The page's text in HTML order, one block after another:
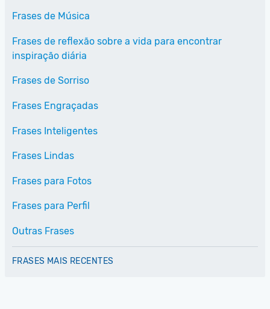
Frases de Música
Frases de reflexão sobre a vida para encontrar
inspiração diária
Frases de Sorriso
Frases Engraçadas
Frases Inteligentes
Frases Lindas
Frases para Fotos
Frases para Perfil
Outras Frases
FRASES MAIS RECENTES